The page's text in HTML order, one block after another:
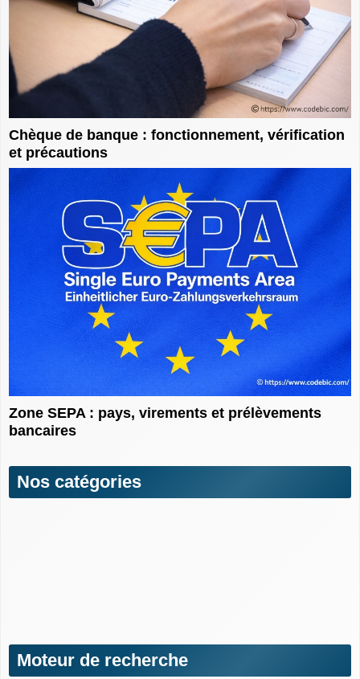
Chèque de banque : fonctionnement, vérification
et précautions
Zone SEPA : pays, virements et prélèvements
bancaires
Nos catégories
Moteur de recherche